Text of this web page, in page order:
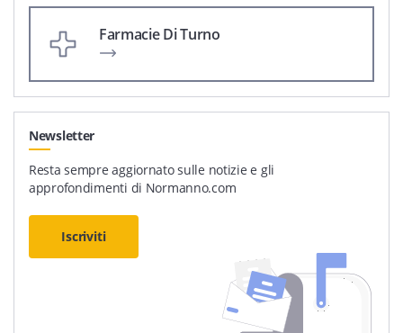
Farmacie Di Turno
Newsletter
Resta sempre aggiornato sulle notizie e gli
approfondimenti di Normanno.com
Iscriviti